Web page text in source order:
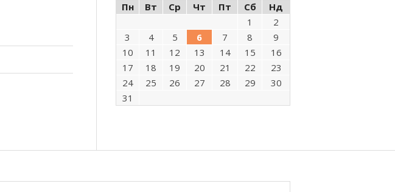
Пн
Вт Ср Чт Пт Сб
Нд
1
2
3
4 5 6 7 8
9
10
11 12 13 14 15
16
17
18 19 20 21 22
23
24
25 26 27 28 29
30
31